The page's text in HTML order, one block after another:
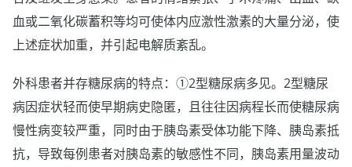
血或二氧化碳蓄积等均可使体内应激性激素的大量分泌，使
上述症状加重，并引起电解质紊乱。
外科患者并存糖尿病的特点：①2型糖尿病多见。2型糖尿
病因症状轻而使早期病史隐匿，且往往因病程长而使糖尿病
慢性病变较严重，同时由于胰岛素受体功能下降、胰岛素抵
抗，导致每例患者对胰岛素的敏感性不同，胰岛素用量波动